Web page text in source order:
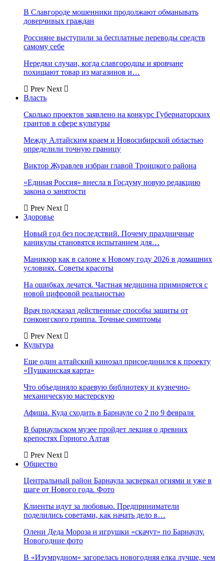
В Славгороде мошенники продолжают обманывать
доверчивых граждан
Россияне выступили за бесплатные переводы средств
самому себе
Нередки случаи, когда славгородцы и яровчане
похищают товар из магазинов и…
Prev Next
Власть
Сколько проектов заявлено на конкурс Губернаторских
грантов в сфере культуры
Между Алтайским краем и Новосибирской областью
определили точную границу
Виктор Журавлев избран главой Троицкого района
«Единая Россия» внесла в Госдуму новую редакцию
закона о занятости
Prev Next
Здоровье
Новый год без последствий. Почему праздничные
каникулы становятся испытанием для…
Маникюр как в салоне к Новому году 2026 в домашних
условиях. Советы красоты
На ошибках лечатся. Частная медицина примиряется с
новой цифровой реальностью
Врач подсказал действенные способы защиты от
гонконгского гриппа. Точные симптомы
Prev Next
Культура
Еще один алтайский кинозал присоединился к проекту
«Пушкинская карта»
Что объединяло краевую библиотеку и кузнечно-
механическую мастерскую
Афиша. Куда сходить в Барнауле со 2 по 9 февраля
В барнаульском музее пройдет лекция о древних
крепостях Горного Алтая
Prev Next
Общество
Центральный район Барнаула засверкал огнями и уже в
шаге от Нового года. Фото
Клиенты идут за любовью. Предприниматели
поделились советами, как начать дело в…
Олени Деда Мороза и игрушки «скачут» по Барнаулу.
Новогодние фото
В «Изумрудном» загорелась новогодняя елка лучше, чем